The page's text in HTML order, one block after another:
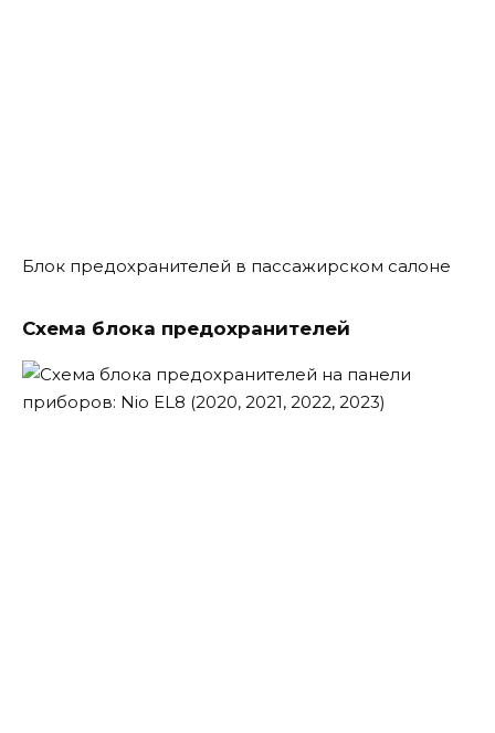
Блок предохранителей в пассажирском салоне
Схема блока предохранителей